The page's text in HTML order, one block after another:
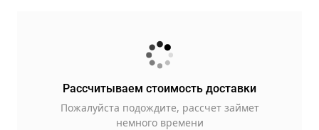
Рассчитываем стоимость доставки
Пожалуйста подождите, рассчет займет
немного времени